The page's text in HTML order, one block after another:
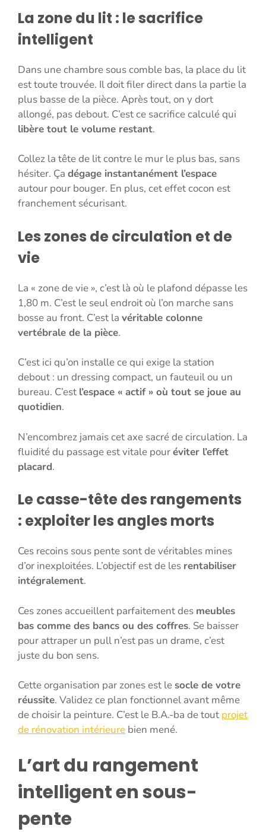
La zone du lit : le sacrifice
intelligent
Dans une chambre sous comble bas, la place du lit
est toute trouvée. Il doit filer direct dans la partie la
plus basse de la pièce. Après tout, on y dort
allongé, pas debout. C’est ce sacrifice calculé qui
libère tout le volume restant.
Collez la tête de lit contre le mur le plus bas, sans
hésiter. Ça dégage instantanément l’espace
autour pour bouger. En plus, cet effet cocon est
franchement sécurisant.
Les zones de circulation et de
vie
La « zone de vie », c’est là où le plafond dépasse les
1,80 m. C’est le seul endroit où l’on marche sans
bosse au front. C’est la véritable colonne
vertébrale de la pièce.
C’est ici qu’on installe ce qui exige la station
debout : un dressing compact, un fauteuil ou un
bureau. C’est l’espace « actif » où tout se joue au
quotidien.
N’encombrez jamais cet axe sacré de circulation. La
fluidité du passage est vitale pouréviter l’effet
placard.
Le casse-tête des rangements
: exploiter les angles morts
Ces recoins sous pente sont de véritables mines
d’or inexploitées. L’objectif est de les rentabiliser
intégralement.
Ces zones accueillent parfaitement des meubles
bas comme des bancs ou des coffres. Se baisser
pour attraper un pull n’est pas un drame, c’est
juste du bon sens.
Cette organisation par zones est lesocle de votre
réussite. Validez ce plan fonctionnel avant même
de choisir la peinture. C’est le B.A.-ba de tout projet
de rénovation intérieure bien mené.
L’art du rangement
intelligent en sous-
pente